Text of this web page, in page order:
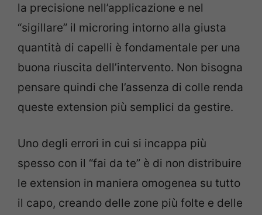
la precisione nell’applicazione e nel
“sigillare” il microring intorno alla giusta
quantità di capelli è fondamentale per una
buona riuscita dell’intervento. Non bisogna
pensare quindi che l’assenza di colle renda
queste extension più semplici da gestire.
Uno degli errori in cui si incappa più
spesso con il “fai da te” è di non distribuire
le extension in maniera omogenea su tutto
il capo, creando delle zone più folte e delle